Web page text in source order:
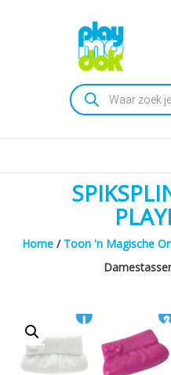
Tweedehands
dromen
voor
iedereen
Producten
zoeken
Home / Toon 'n Magische